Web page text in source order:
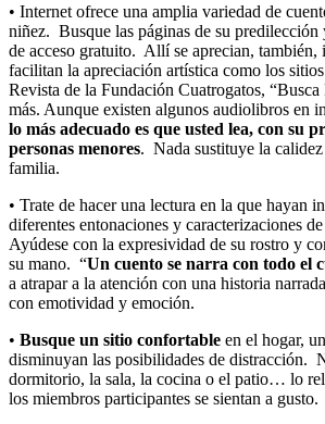
• Internet ofrece una amplia variedad de
niñez. Busque las páginas de su predilección
de acceso gratuito. Allí se aprecian, también,
facilitan la apreciación artística como los
Revista de la Fundación Cuatrogatos, “Busca
más. Aunque existen algunos audiolibros en
lo más adecuado es que usted lea, con su
personas menores. Nada sustituye la calidez
familia.
• Trate de hacer una lectura en la que hayan
diferentes entonaciones y caracterizaciones
Ayúdese con la expresividad de su rostro y
su mano. “Un cuento se narra con todo el
a atrapar a la atención con una historia
con emotividad y emoción.
• Busque un sitio confortable en el hogar,
disminuyan las posibilidades de distracción.
dormitorio, la sala, la cocina o el patio… lo
los miembros participantes se sientan a gusto.